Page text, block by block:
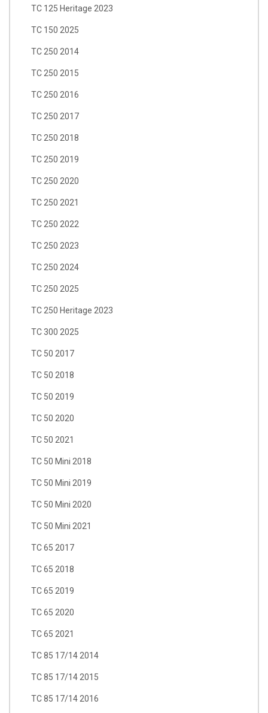
TC 125 Heritage 2023
TC 150 2025
TC 250 2014
TC 250 2015
TC 250 2016
TC 250 2017
TC 250 2018
TC 250 2019
TC 250 2020
TC 250 2021
TC 250 2022
TC 250 2023
TC 250 2024
TC 250 2025
TC 250 Heritage 2023
TC 300 2025
TC 50 2017
TC 50 2018
TC 50 2019
TC 50 2020
TC 50 2021
TC 50 Mini 2018
TC 50 Mini 2019
TC 50 Mini 2020
TC 50 Mini 2021
TC 65 2017
TC 65 2018
TC 65 2019
TC 65 2020
TC 65 2021
TC 85 17/14 2014
TC 85 17/14 2015
TC 85 17/14 2016